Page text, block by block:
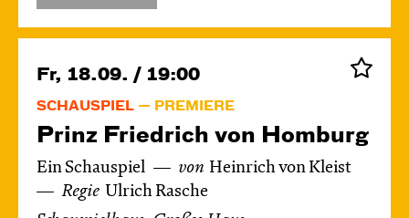
Fr, 18.09. / 19:00
SCHAUSPIEL PREMIERE
Prinz Friedrich von Homburg
Ein Schauspiel von Heinrich von Kleist
Regie Ulrich Rasche